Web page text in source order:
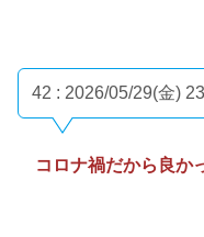
42 : 2026/05/29(金)
コロナ禍だから良か